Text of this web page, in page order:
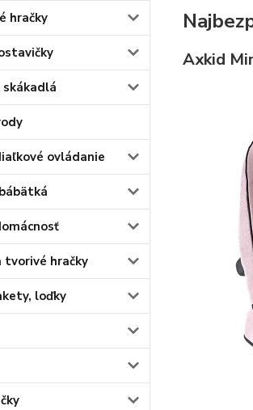
hračky
skákadlá
ovládanie
tvorivé hračky
loďky
Axkid